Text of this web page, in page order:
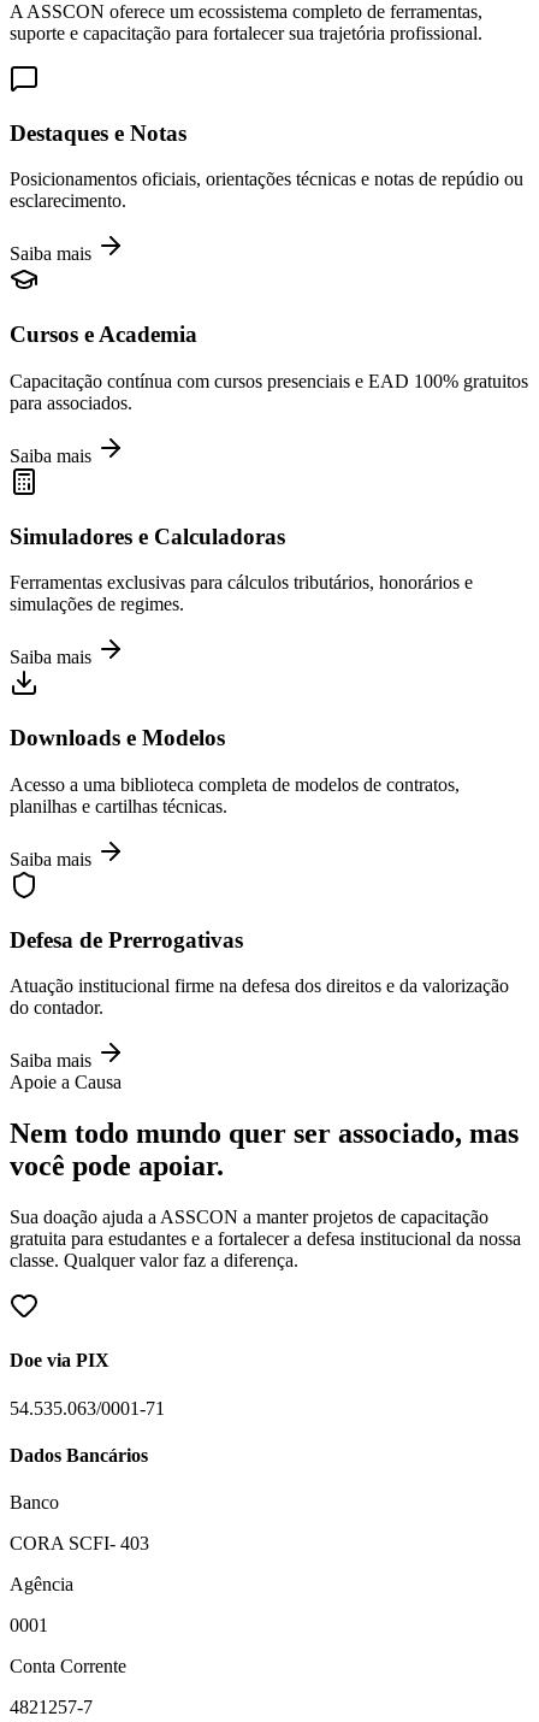
A ASSCON oferece um ecossistema completo de ferramentas,
suporte e capacitação para fortalecer sua trajetória profissional.
Destaques e Notas
Posicionamentos oficiais, orientações técnicas e notas de repúdio ou
esclarecimento.
Saiba mais
Cursos e Academia
Capacitação contínua com cursos presenciais e EAD 100% gratuitos
para associados.
Saiba mais
Simuladores e Calculadoras
Ferramentas exclusivas para cálculos tributários, honorários e
simulações de regimes.
Saiba mais
Downloads e Modelos
Acesso a uma biblioteca completa de modelos de contratos,
planilhas e cartilhas técnicas.
Saiba mais
Defesa de Prerrogativas
Atuação institucional firme na defesa dos direitos e da valorização
do contador.
Saiba mais
Apoie a Causa
Nem todo mundo quer ser associado, mas
você pode apoiar.
Sua doação ajuda a ASSCON a manter projetos de capacitação
gratuita para estudantes e a fortalecer a defesa institucional da nossa
classe. Qualquer valor faz a diferença.
Doe via PIX
54.535.063/0001-71
Dados Bancários
Banco
CORA SCFI- 403
Agência
0001
Conta Corrente
4821257-7